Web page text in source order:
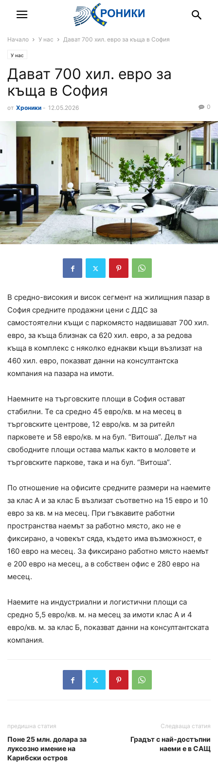
Начало У нас Дават 700 хил. евро за къща в София
У нас
Дават 700 хил. евро за
къща в София
от Хроники - 12.05.2026 0
В средно-високия и висок сегмент на жилищния пазар в
София средните продажни цени с ДДС за
самостоятелни къщи с паркомясто надвишават 700 хил.
евро, за къща близнак са 620 хил. евро, а за редова
къща в комплекс с няколко еднакви къщи възлизат на
460 хил. евро, показват данни на консултантска
компания на пазара на имоти.
Наемните на търговските площи в София остават
стабилни. Те са средно 45 евро/кв. м на месец в
търговските центрове, 12 евро/кв. м за ритейл
парковете и 58 евро/кв. м на бул. “Витоша”. Делът на
свободните площи остава малък както в моловете и
търговските паркове, така и на бул. “Витошa”.
По отношение на офисите средните размери на наемите
за клас А и за клас Б възлизат съответно на 15 евро и 10
евро за кв. м на месец. При гъвкавите работни
пространства наемът за работно място, ако не е
фиксирано, а човекът сяда, където има възможност, е
160 евро на месец. За фиксирано работно място наемът
е 200 евро на месец, а в собствен офис е 280 евро на
месец.
Наемите на индустриални и логистични площи са
средно 5,5 евро/кв. м. на месец за имоти клас А и 4
евро/кв. м. за клас Б, показват данни на консултантската
компания.
предишна статия
Поне 25 млн. долара за
луксозно имение на
Карибски остров
Следваща статия
Градът с най-достъпни
наеми е в САЩ